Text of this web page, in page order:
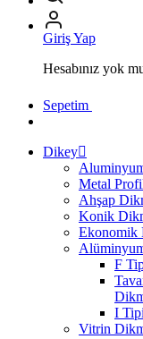
Giriş Yap
Hesabınız yok
Sepetim
Dikey
Metal
Ahşap
Konik
Ekonomik
F
I
Vitrin